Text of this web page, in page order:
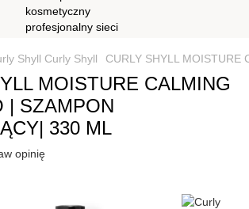
Shyll Curly Shyll CURLY SHYLL MOISTURE
MOISTURE CALMING
| SZAMPON
330 ML
opinię